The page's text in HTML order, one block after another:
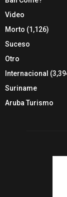
Video
Morto (1,126)
Suceso
Otro
Internacional
Suriname
Aruba Turismo